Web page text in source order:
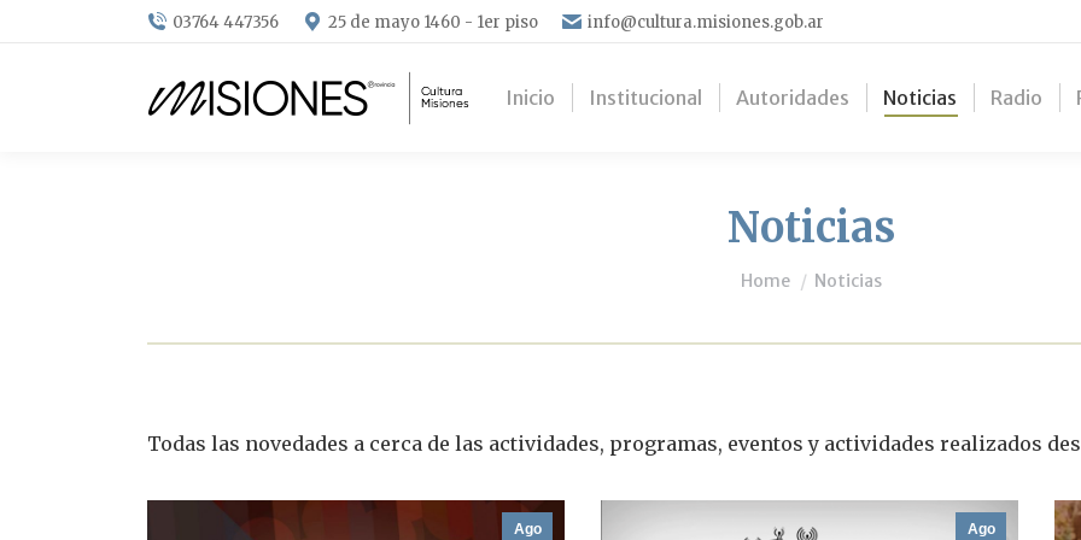
03764 447356 25 de mayo 1460 - 1er piso info@cultura.misiones.gob.ar
Inicio Institucional Autoridades Noticias Radio
Noticias
You are here:
Home Noticias
Todas las novedades a cerca de las actividades, programas, eventos y actividades realizados
Ago Ago